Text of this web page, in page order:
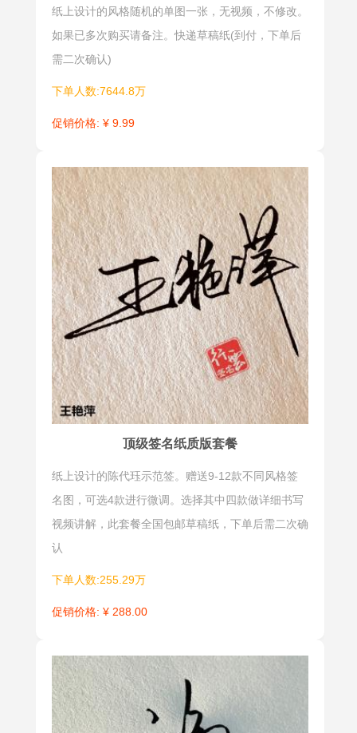
纸上设计的风格随机的单图一张，无视频，不修改。
如果已多次购买请备注。快递草稿纸(到付，下单后
需二次确认)
下单人数:7644.8万
促销价格: ¥ 9.99
顶级签名纸质版套餐
纸上设计的陈代珏示范签。赠送9-12款不同风格签
名图，可选4款进行微调。选择其中四款做详细书写
视频讲解，此套餐全国包邮草稿纸，下单后需二次确
认
下单人数:255.29万
促销价格: ¥ 288.00